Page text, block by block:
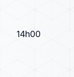
14h00